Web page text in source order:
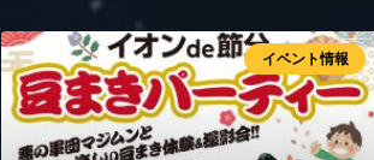
イベント情報